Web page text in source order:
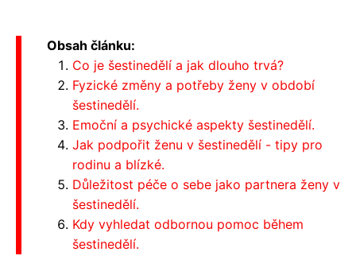
Obsah článku:
Co je šestinedělí a jak dlouho trvá?
Fyzické změny a potřeby ženy v období
šestinedělí.
Emoční a psychické aspekty šestinedělí.
Jak podpořit ženu v šestinedělí - tipy pro
rodinu a blízké.
Důležitost péče o sebe jako partnera ženy v
šestinedělí.
Kdy vyhledat odbornou pomoc během
šestinedělí.